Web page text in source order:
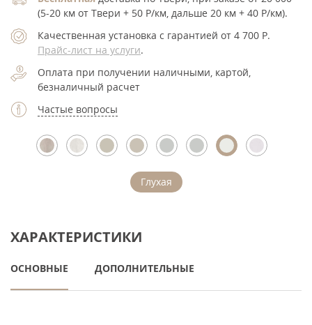
(5-20 км от Твери + 50 Р/км, дальше 20 км + 40 Р/км).
Качественная установка с гарантией от 4 700 Р.
Прайс-лист на услуги.
Оплата при получении наличными, картой,
безналичный расчет
Частые вопросы
Глухая
ХАРАКТЕРИСТИКИ
ОСНОВНЫЕ ДОПОЛНИТЕЛЬНЫЕ